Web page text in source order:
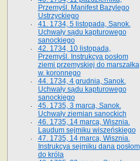
Przemyśl. Manifest Bazylego
Ustrzyckiego
41. 1734, 5 listopada, Sanok.
Uchwały sądu kapturowego
sanockiego
42. 1734, 10 listopada,
Przemyśl. Instrukcya posłom
ziemi przemyskiej do marszałka
w. koronnego
44. 1734, 4 grudnia, Sanok.
Uchwały sądu kapturowego
sanockiego
45. 1735, 3 marca, Sanok.
Uchwały ziemian sanockich
46. 1735, 14 marca, Wisznia.
Laudum sejmiku wiszeńskiego
47. 1735, 14 marca, Wisznia.
Instrukcya sejmiku dana posłom
do króla